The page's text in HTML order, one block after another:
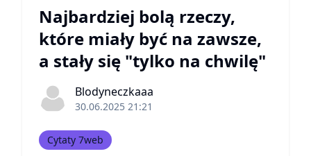
Najbardziej bolą rzeczy,
które miały być na zawsze,
a stały się "tylko na chwilę"
Blodyneczkaaa
30.06.2025 21:21
Cytaty 7web